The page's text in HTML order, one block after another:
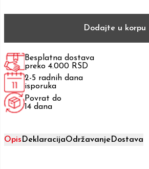
Dodajte u korpu
Besplatna dostava
preko 4.000 RSD
2-5 radnih dana
isporuka
Povrat do
14 dana
Opis DeklaracijaOdržavanjeDostava